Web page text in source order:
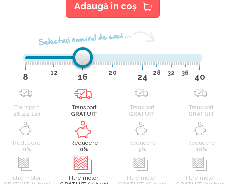
Selectaţi numărul de saci …
8 12 16 20 24 28 32 36 40
Transport
26,44 Lei
Reducere
0%
filtre motor
Transport
GRATUIT
Reducere
0%
filtre motor
Transport
GRATUIT
Reducere
5%
filtre motor
Transport
GRATUIT
Reducere
10%
filtre motor
Adaugă în coş